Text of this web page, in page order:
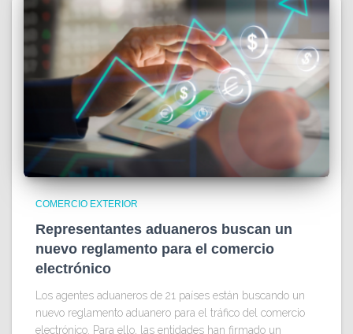
COMERCIO EXTERIOR
Representantes aduaneros buscan un
nuevo reglamento para el comercio
electrónico
Los agentes aduaneros de 21 países están buscando un
nuevo reglamento aduanero para el tráfico del comercio
electrónico. Para ello, las entidades han firmado un